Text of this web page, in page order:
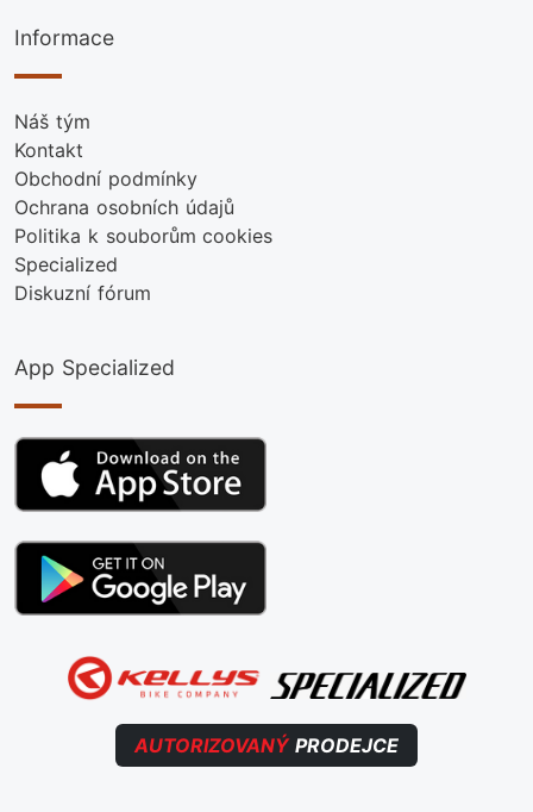
Informace
Náš tým
Kontakt
Obchodní podmínky
Ochrana osobních údajů
Politika k souborům cookies
Specialized
Diskuzní fórum
App Specialized
AUTORIZOVANÝPRODEJCE